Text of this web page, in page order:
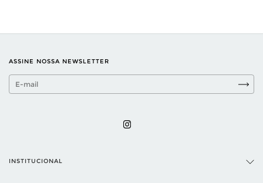
ASSINE NOSSA NEWSLETTER
INSTITUCIONAL